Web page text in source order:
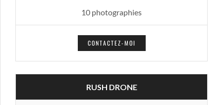
10 photographies
CONTACTEZ-MOI
RUSH DRONE